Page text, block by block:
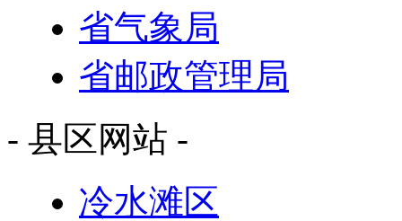
省气象局
省邮政管理局
- 县区网站 -
冷水滩区